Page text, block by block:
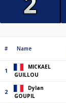
# Name
1
MICKAEL
GUILLOU
2
Dylan
GOUPIL